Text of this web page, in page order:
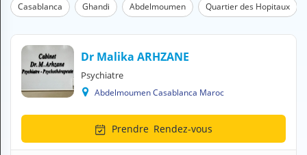
V
Casablanca Ghandi Abdelmoumen Quartier des Hopitaux
Dr Malika ARHZANE
Psychiatre
Abdelmoumen Casablanca Maroc
Prendre Rendez-vous